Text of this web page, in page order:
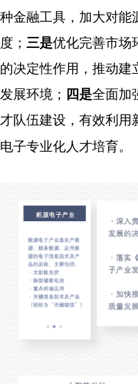
种金融工具，加大对能
度 ； 三是优化完善市场
的决定性作用，推动建
发展环境 ； 四是全面加
才队伍建设，有效利用
电子专业化人才培育。